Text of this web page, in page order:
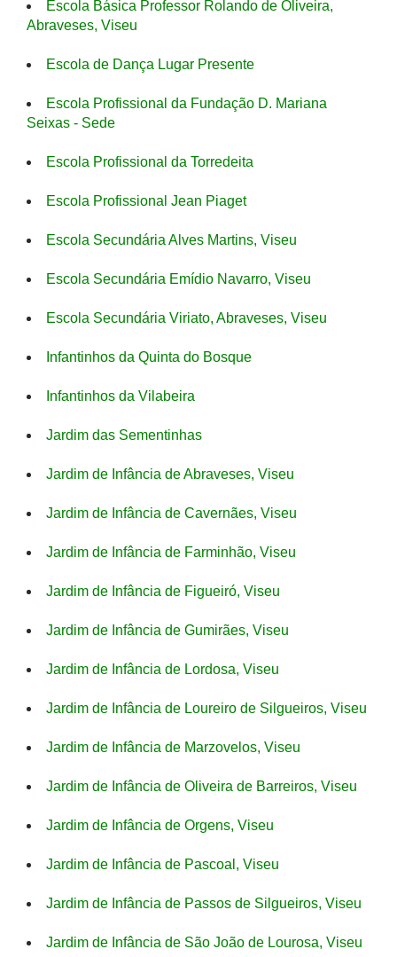
Escola Básica Professor Rolando de Oliveira,
Abraveses, Viseu
Escola de Dança Lugar Presente
Escola Profissional da Fundação D. Mariana
Seixas - Sede
Escola Profissional da Torredeita
Escola Profissional Jean Piaget
Escola Secundária Alves Martins, Viseu
Escola Secundária Emídio Navarro, Viseu
Escola Secundária Viriato, Abraveses, Viseu
Infantinhos da Quinta do Bosque
Infantinhos da Vilabeira
Jardim das Sementinhas
Jardim de Infância de Abraveses, Viseu
Jardim de Infância de Cavernães, Viseu
Jardim de Infância de Farminhão, Viseu
Jardim de Infância de Figueiró, Viseu
Jardim de Infância de Gumirães, Viseu
Jardim de Infância de Lordosa, Viseu
Jardim de Infância de Loureiro de Silgueiros, Viseu
Jardim de Infância de Marzovelos, Viseu
Jardim de Infância de Oliveira de Barreiros, Viseu
Jardim de Infância de Orgens, Viseu
Jardim de Infância de Pascoal, Viseu
Jardim de Infância de Passos de Silgueiros, Viseu
Jardim de Infância de São João de Lourosa, Viseu